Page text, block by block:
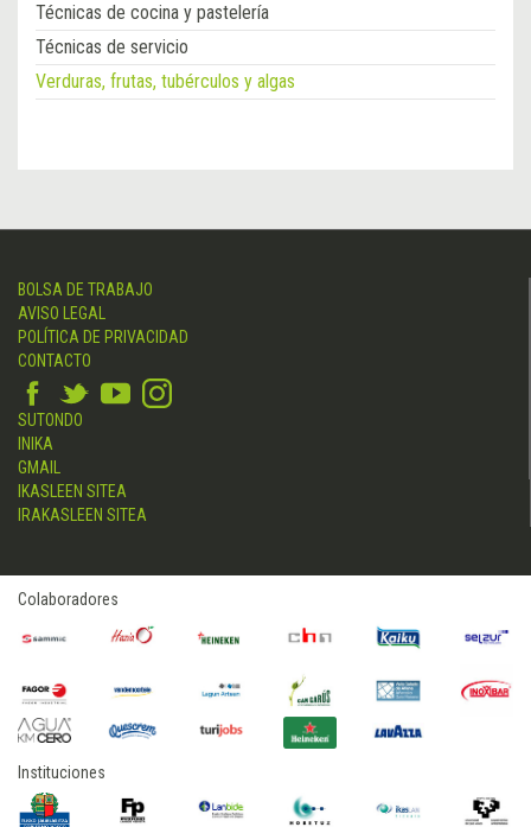
Técnicas de cocina y pastelería
Técnicas de servicio
Verduras, frutas, tubérculos y algas
BOLSA DE TRABAJO
AVISO LEGAL
POLÍTICA DE PRIVACIDAD
CONTACTO
SUTONDO
INIKA
GMAIL
IKASLEEN SITEA
IRAKASLEEN SITEA
Colaboradores
Instituciones